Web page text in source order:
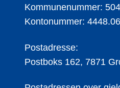
Kommunenummer:
Kontonummer:
Postadresse:
Postboks 162, 7871